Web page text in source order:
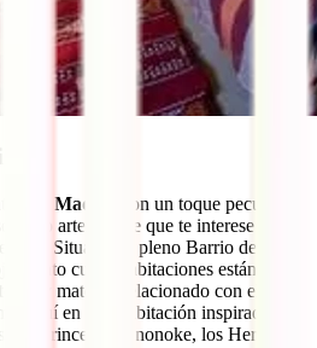
de Madrid
con un toque peculiar, y
arte, puede que te interese darle
Situado en pleno Barrio de
cuyas habitaciones están todas
y material relacionado con el
aquí en una habitación inspirada en
La Princesa Mononoke, los Hermanos